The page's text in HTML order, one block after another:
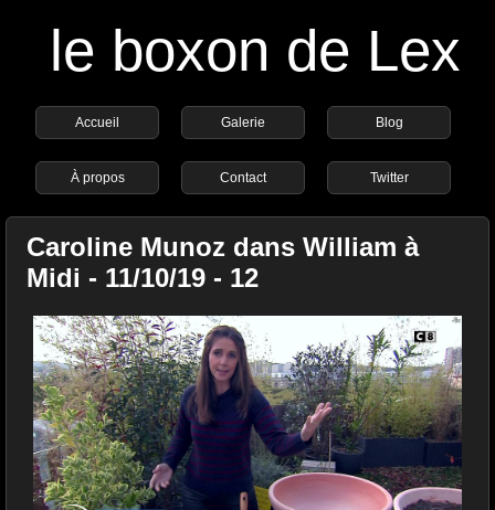
le boxon de Lex
Accueil Galerie Blog
À propos Contact Twitter
Caroline Munoz dans William à
Midi - 11/10/19 - 12